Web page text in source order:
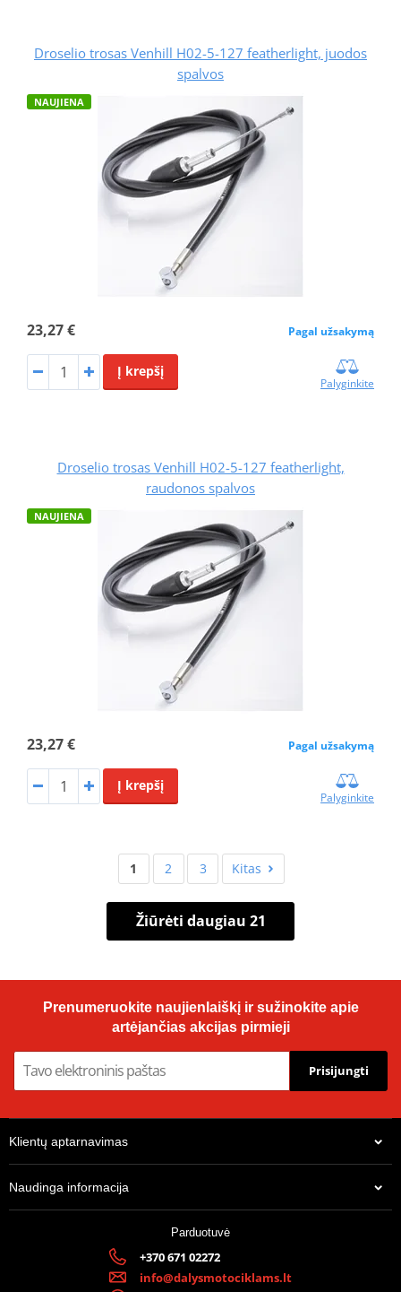
Droselio trosas Venhill H02-5-127 featherlight, juodos
spalvos
NAUJIENA
23,27 € Pagal užsakymą
Į krepšį
Palyginkite
Droselio trosas Venhill H02-5-127 featherlight,
raudonos spalvos
NAUJIENA
23,27 € Pagal užsakymą
Į krepšį
Palyginkite
1 2 3 Kitas
Žiūrėti daugiau 21
Prenumeruokite naujienlaiškį ir sužinokite apie
artėjančias akcijas pirmieji
Prisijungti
Klientų aptarnavimas
Naudinga informacija
Parduotuvė
+370 671 02272
info@dalysmotociklams.lt